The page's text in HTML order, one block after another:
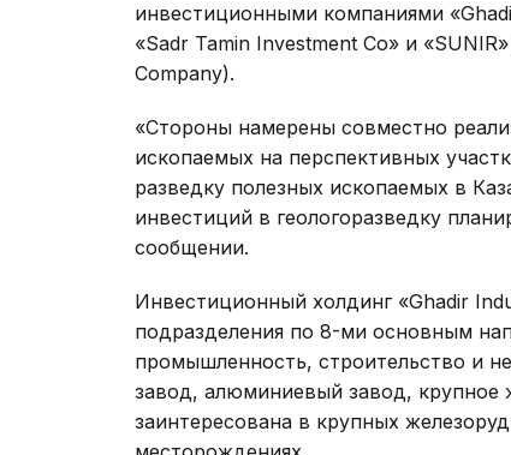
инвестиционными компаниями
«Sadr Tamin Investment Co» и
Company).
«Стороны намерены совместно
ископаемых на перспективных
разведку полезных ископаемых в
инвестиций в геологоразведку
сообщении.
Инвестиционный холдинг «Ghadir
подразделения по 8-ми основным
промышленность, строительство и
завод, алюминиевый завод, крупное
заинтересована в крупных